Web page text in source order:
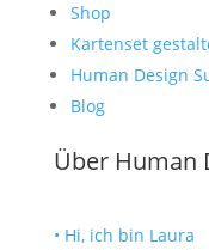
Shop
Kartenset
Human Design
Blog
Über Human
• Hi, ich bin Laura